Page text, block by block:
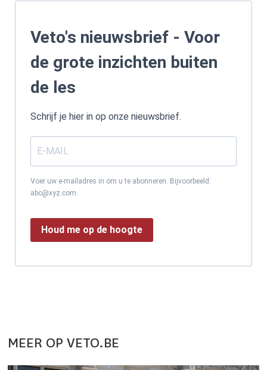
Veto's nieuwsbrief - Voor
de grote inzichten buiten
de les
Schrijf je hier in op onze nieuwsbrief.
Voer uw e-mailadres in om u te abonneren. Bijvoorbeeld:
abc@xyz.com.
Houd me op de hoogte
MEER OP VETO.BE